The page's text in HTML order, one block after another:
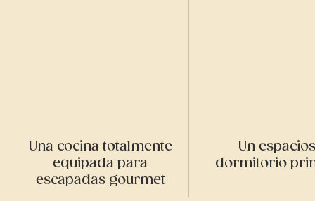
Una cocina totalmente
equipada para
escapadas gourmet
Un
dormitorio